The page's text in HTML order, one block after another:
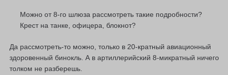
Можно от 8-го шлюза рассмотреть такие подробности?
Крест на танке, офицера, блокнот?
Да рассмотреть-то можно, только в 20-кратный авиационный
здоровенный бинокль. А в артиллерийский 8-микратный ничего
толком не разберешь.